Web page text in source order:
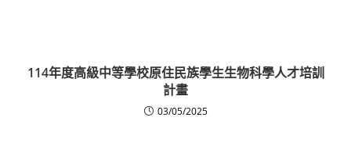
114年度高級中等學校原住民族學生生物科學人才培訓
計畫
03/05/2025